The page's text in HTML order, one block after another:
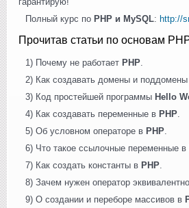
Полный курс по PHP и MySQL: http://
Прочитав статьи по основам
1) Почему не работает PHP.
2) Как создавать домены и поддомены
3) Код простейшей программы Hello
4) Как создавать переменные в PHP.
5) Об условном операторе в PHP.
6) Что такое ссылочные переменные в
7) Как создать константы в PHP.
8) Зачем нужен оператор
9) О создании и переборе массивов в